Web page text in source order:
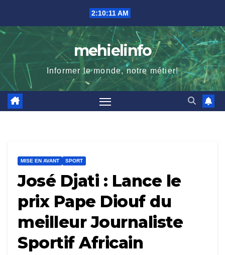
content
2:10:13 AM
mehielinfo
Informer le monde, notre métier!
MISE EN AVANT SPORT
José Djati : Lance le
prix Pape Diouf du
meilleur Journaliste
Sportif Africain